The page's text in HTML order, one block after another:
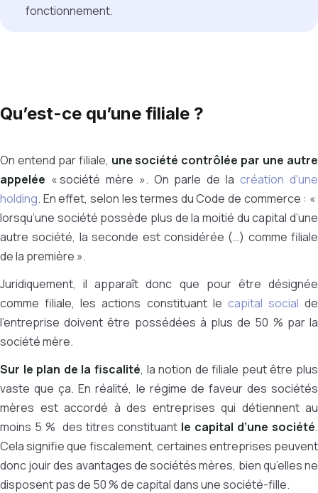
fonctionnement.
Qu’est-ce qu’une filiale ?
On entend par filiale, une société contrôlée par une autre
appelée « société mère ». On parle de lacréation d'une
holding. En effet, selon les termes du Code de commerce : «
lorsqu’une société possède plus de la moitié du capital d’une
autre société, la seconde est considérée (…) comme filiale
de la première ».
Juridiquement, il apparaît donc que pour être désignée
comme filiale, les actions constituant le capital social de
l’entreprise doivent être possédées à plus de 50 % par la
société mère.
Sur le plan de la fiscalité, la notion de filiale peut être plus
vaste que ça. En réalité, le régime de faveur des sociétés
mères est accordé à des entreprises qui détiennent au
moins 5 % des titres constituant le capital d’une société.
Cela signifie que fiscalement, certaines entreprises peuvent
donc jouir des avantages de sociétés mères, bien qu’elles ne
disposent pas de 50 % de capital dans une société-fille.